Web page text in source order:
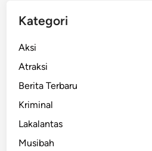
J
a
r
j
A
S
Kategori
Aksi
Atraksi
Berita Terbaru
Kriminal
Lakalantas
Musibah